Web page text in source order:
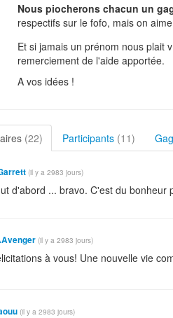
Nous piocherons chacun un
respectifs sur le fofo, mais on
Et si jamais un prénom nous plait
remerciement de l'aide apportée.
A vos idées !
(22) Participants (11)
(il y a 2983 jours)
d'abord ... bravo. C'est du bonheur
(il y a 2983 jours)
à vous! Une nouvelle vie
(il y a 2983 jours)